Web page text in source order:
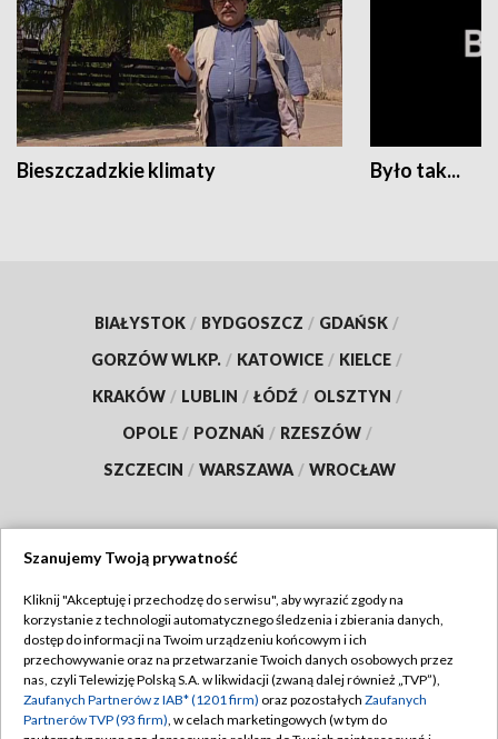
Bieszczadzkie klimaty Było tak...
BIAŁYSTOK / BYDGOSZCZ / GDAŃSK /
GORZÓW WLKP. / KATOWICE / KIELCE /
KRAKÓW / LUBLIN / ŁÓDŹ / OLSZTYN /
OPOLE / POZNAŃ / RZESZÓW /
SZCZECIN / WARSZAWA / WROCŁAW
TVP
Abonament TVP
Emisja w TVP
Centrum informacji TVP
Regulamin TVP
Polityka prywatności
Szanujemy Twoją prywatność
Kliknij "Akceptuję i przechodzę do serwisu", aby wyrazić zgody na
korzystanie z technologii automatycznego śledzenia i zbierania danych,
dostęp do informacji na Twoim urządzeniu końcowym i ich
przechowywanie oraz na przetwarzanie Twoich danych osobowych przez
nas, czyli Telewizję Polską S.A. w likwidacji (zwaną dalej również „TVP”),
Zaufanych Partnerów z IAB* (1201 firm) oraz pozostałych Zaufanych
Partnerów TVP (93 firm), w celach marketingowych (w tym do